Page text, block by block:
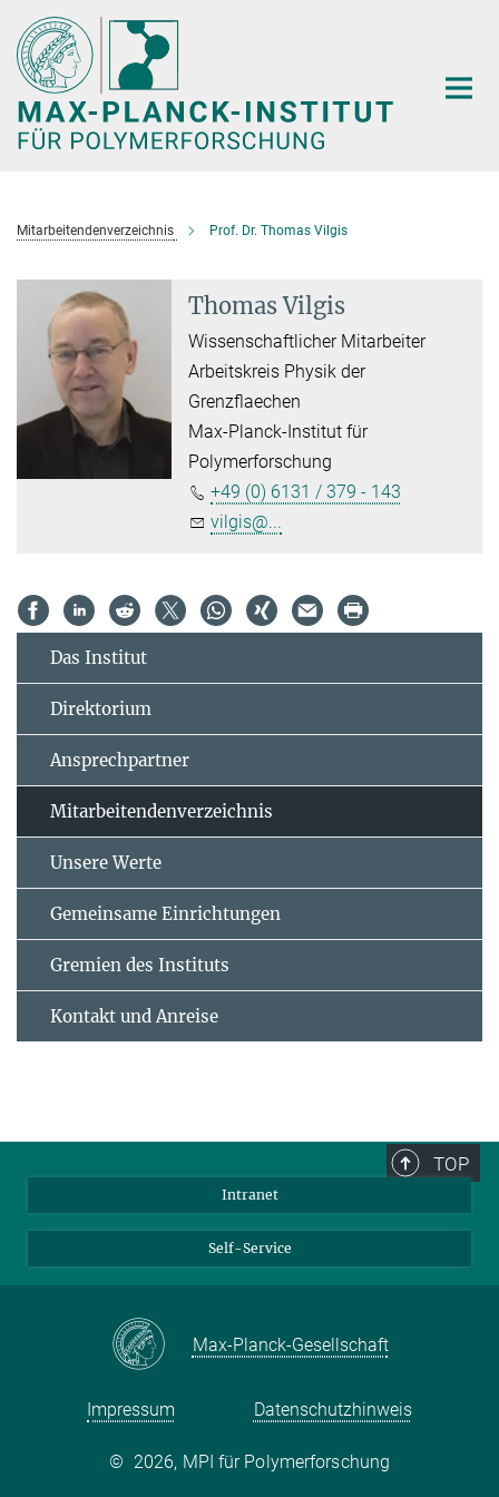
Hauptinhalt
Mitarbeitendenverzeichnis Prof. Dr. Thomas Vilgis
Thomas Vilgis
Wissenschaftlicher Mitarbeiter
Arbeitskreis Physik der
Grenzflaechen
Max-Planck-Institut für
Polymerforschung
+49 (0) 6131 / 379 - 143
vilgis@...
Das Institut
Direktorium
Ansprechpartner
Mitarbeitendenverzeichnis
Unsere Werte
Gemeinsame Einrichtungen
Gremien des Instituts
Kontakt und Anreise
TOP
Intranet
Self-Service
Max-Planck-Gesellschaft
Impressum Datenschutzhinweis
© 2026, MPI für Polymerforschung